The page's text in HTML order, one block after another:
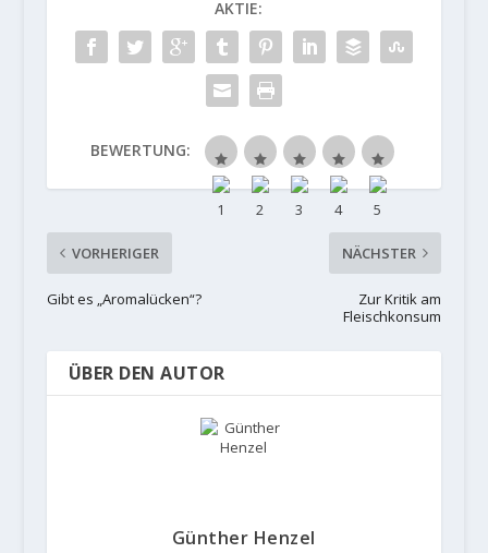
AKTIE:
BEWERTUNG:
VORHERIGER
Gibt es „Aromalücken“?
NÄCHSTER
Zur Kritik am
Fleischkonsum
ÜBER DEN AUTOR
Günther Henzel